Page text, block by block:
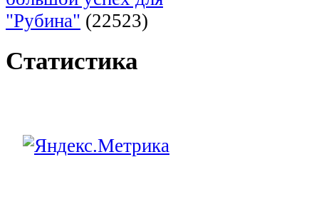
"Рубина" (22523)
Статистика